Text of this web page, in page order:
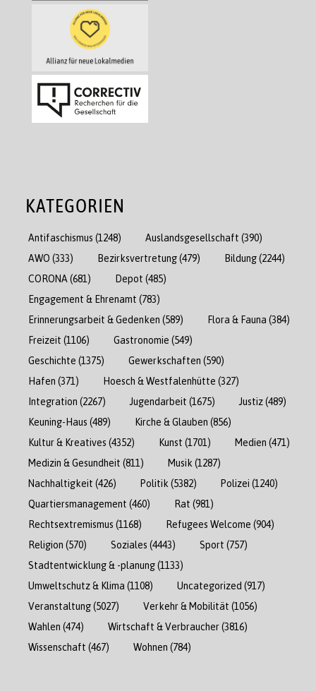
KATEGORIEN
Antifaschismus (1248) Auslandsgesellschaft (390)
AWO (333) Bezirksvertretung(479) Bildung(2244)
CORONA (681) Depot (485)
Engagement & Ehrenamt (783)
Erinnerungsarbeit & Gedenken (589) Flora & Fauna (384)
Freizeit (1106) Gastronomie (549)
Geschichte (1375) Gewerkschaften (590)
Hafen (371) Hoesch & Westfalenhütte (327)
Integration (2267) Jugendarbeit (1675) Justiz(489)
Keuning-Haus (489) Kirche & Glauben (856)
Kultur & Kreatives (4352) Kunst (1701) Medien (471)
Medizin & Gesundheit (811) Musik (1287)
Nachhaltigkeit (426) Politik (5382) Polizei (1240)
Quartiersmanagement (460) Rat (981)
Rechtsextremismus (1168) Refugees Welcome (904)
Religion (570) Soziales (4443) Sport (757)
Stadtentwicklung & -planung(1133)
Umweltschutz & Klima (1108) Uncategorized (917)
Veranstaltung(5027) Verkehr & Mobilität (1056)
Wahlen (474) Wirtschaft & Verbraucher(3816)
Wissenschaft (467) Wohnen (784)